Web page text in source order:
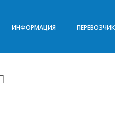
ИНФОРМАЦИЯ